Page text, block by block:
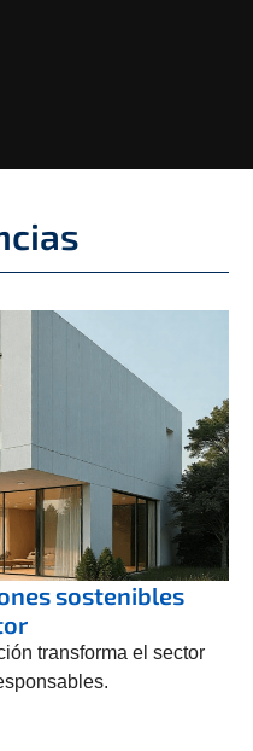
sostenibles
transforma el sector